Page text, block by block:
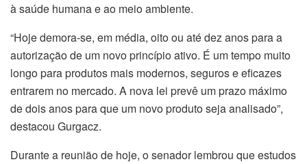
à saúde humana e ao meio ambiente.
“Hoje demora-se, em média, oito ou até dez anos para a
autorização de um novo princípio ativo. É um tempo muito
longo para produtos mais modernos, seguros e eficazes
entrarem no mercado. A nova lei prevê um prazo máximo
de dois anos para que um novo produto seja analisado”,
destacou Gurgacz.
Durante a reunião de hoje, o senador lembrou que estudos